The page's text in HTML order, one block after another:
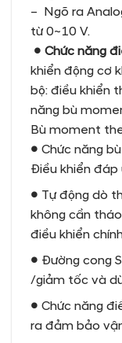
– Ngõ ra
từ 0~10 V.
● Chức năng
khiển động cơ
bộ: điều khiển
năng bù
Bù moment
● Chức năng
Điều khiển
● Tự động dò
không cần
điều khiển
● Đường cong
/giảm tốc và
● Chức năng
ra đảm bảo